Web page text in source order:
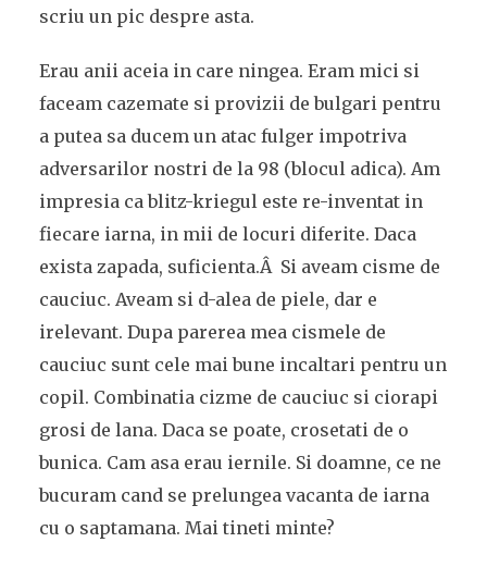
scriu un pic despre asta.
Erau anii aceia in care ningea. Eram mici si
faceam cazemate si provizii de bulgari pentru
a putea sa ducem un atac fulger impotriva
adversarilor nostri de la 98 (blocul adica). Am
impresia ca blitz-kriegul este re-inventat in
fiecare iarna, in mii de locuri diferite. Daca
exista zapada, suficienta.Â Si aveam cisme de
cauciuc. Aveam si d-alea de piele, dar e
irelevant. Dupa parerea mea cismele de
cauciuc sunt cele mai bune incaltari pentru un
copil. Combinatia cizme de cauciuc si ciorapi
grosi de lana. Daca se poate, crosetati de o
bunica. Cam asa erau iernile. Si doamne, ce ne
bucuram cand se prelungea vacanta de iarna
cu o saptamana. Mai tineti minte?